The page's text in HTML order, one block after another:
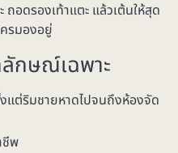
อดรองเท้าแตะ แล้วเต้นให้สุด
ครมองอยู่
ลักษณ์เฉพาะ
แต่ริมชายหาดไปจนถึงห้องจัด
ชีพ